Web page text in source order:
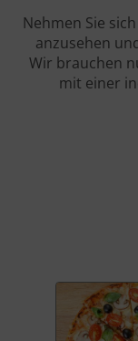
Nehmen Sie
anzusehen
Wir brauchen
mit einer